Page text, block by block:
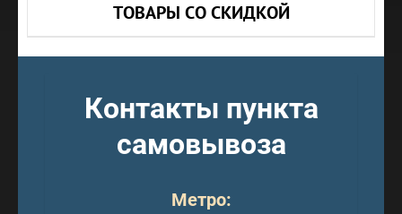
ТОВАРЫ СО СКИДКОЙ
Контакты пункта
самовывоза
Метро: